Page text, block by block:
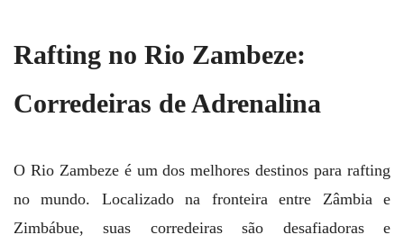
Rafting no Rio Zambeze:
Corredeiras de Adrenalina
O Rio Zambeze é um dos melhores destinos para rafting
no mundo. Localizado na fronteira entre Zâmbia e
Zimbábue, suas corredeiras são desafiadoras e